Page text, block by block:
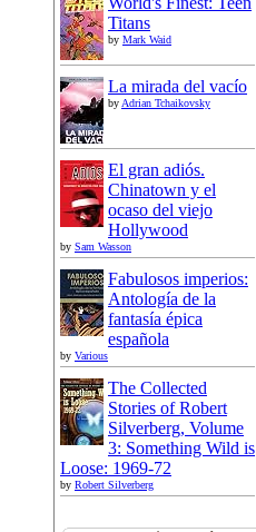
Titans
by Mark Waid
La mirada del vacío
byAdrian Tchaikovsky
El gran adiós.
Chinatown y el
ocaso del viejo
Hollywood
by Sam Wasson
Fabulosos imperios:
Antología de la
fantasía épica
española
by Various
The Collected
Stories of Robert
Silverberg, Volume
3: Something Wild is
Loose: 1969-72
by Robert Silverberg